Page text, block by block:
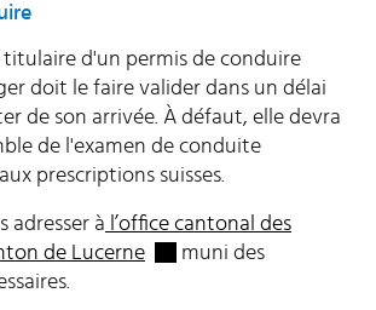
d'un permis de conduire
doit le faire valider dans un délai
de son arrivée. À défaut, elle devra
de l'examen de conduite
prescriptions suisses.
adresser à l’office cantonal des
de LucerneExterner Link wird in
muni des